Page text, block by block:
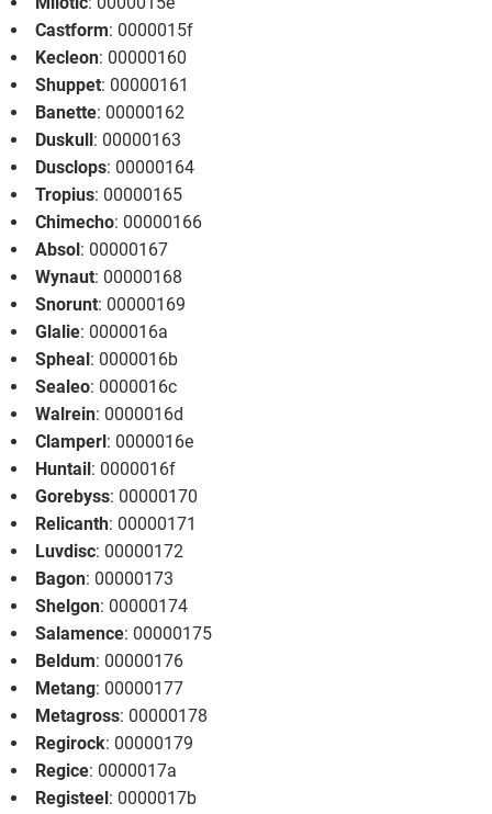
Castform: 0000015f
Kecleon: 00000160
Shuppet: 00000161
Banette: 00000162
Duskull: 00000163
Dusclops: 00000164
Tropius: 00000165
Chimecho: 00000166
Absol: 00000167
Wynaut: 00000168
Snorunt: 00000169
Glalie: 0000016a
Spheal: 0000016b
Sealeo: 0000016c
Walrein: 0000016d
Clamperl: 0000016e
Huntail: 0000016f
Gorebyss: 00000170
Relicanth: 00000171
Luvdisc: 00000172
Bagon: 00000173
Shelgon: 00000174
Salamence: 00000175
Beldum: 00000176
Metang: 00000177
Metagross: 00000178
Regirock: 00000179
Regice: 0000017a
Registeel: 0000017b